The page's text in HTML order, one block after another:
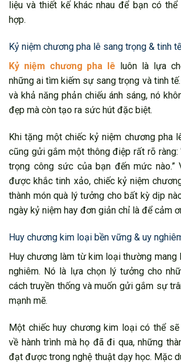
liệu và thiết kế khác nhau để bạn có
hợp.
Kỷ niệm chương pha lê sang trọng & tinh tế
Kỷ niệm chương pha lê luôn là lựa
những ai tìm kiếm sự sang trọng và tinh
và khả năng phản chiếu ánh sáng, nó
đẹp mà còn tạo ra sức hút đặc biệt.
Khi tặng một chiếc kỷ niệm chương pha
cũng gửi gắm một thông điệp rất rõ ràng:
trọng công sức của bạn đến mức nào.”
được khắc tinh xảo, chiếc kỷ niệm
thành món quà lý tưởng cho bất kỳ dịp
ngày kỷ niệm hay đơn giản chỉ là để cảm
Huy chương kim loại bền vững & uy
Huy chương làm từ kim loại thường mang
nghiêm. Nó là lựa chọn lý tưởng cho
cách truyền thống và muốn gửi gắm sự
mạnh mẽ.
Một chiếc huy chương kim loại có thể
về hành trình mà họ đã đi qua, những
đạt được trong nghệ thuật dạy học. Mặc